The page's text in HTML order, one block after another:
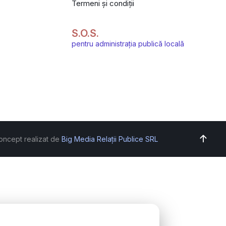
Termeni și condiții
S.O.S.
pentru administrația publică locală
realizat de Big Media Relații Publice SRL